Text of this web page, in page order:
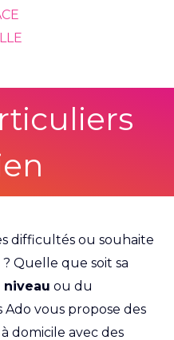
difficultés ou souhaite
Quelle que soit sa
niveau ou du
Ado vous propose des
domicile avec des